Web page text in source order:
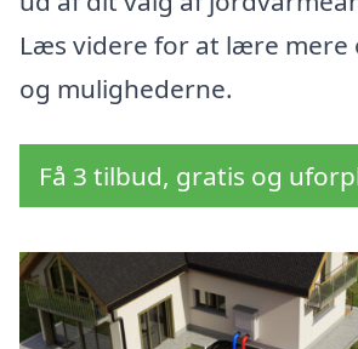
Læs videre for at lære mere
og mulighederne.
Få 3 tilbud, gratis og